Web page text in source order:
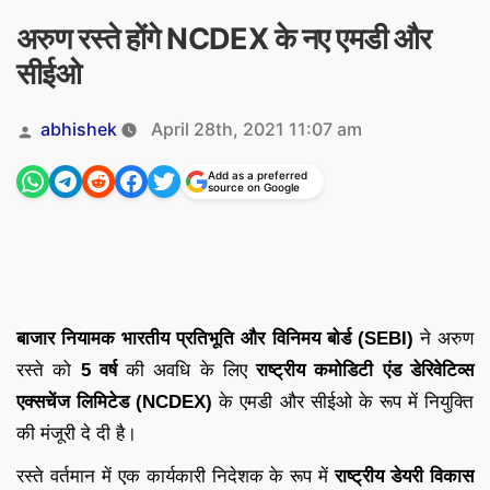
अरुण रस्ते होंगे NCDEX के नए एमडी और
सीईओ
Posted
by
abhishek April 28th, 2021 11:07 am
Add as a preferred
source on Google
बाजार नियामक भारतीय प्रतिभूति और विनिमय बोर्ड (SEBI) ने अरुण
रस्ते को 5 वर्षकी अवधि के लिएराष्ट्रीय कमोडिटी एंड डेरिवेटिव्स
एक्सचेंज लिमिटेड (NCDEX) के एमडी और सीईओ के रूप में नियुक्ति
की मंजूरी दे दी है।
रस्ते वर्तमान में एक कार्यकारी निदेशक के रूप मेंराष्ट्रीय डेयरी विकास